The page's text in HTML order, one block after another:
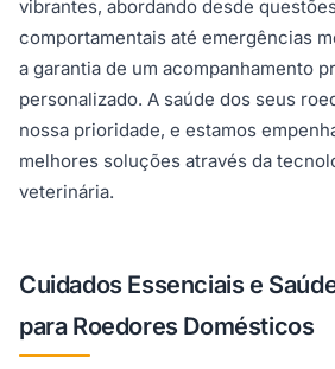
vibrantes, abordando desde
comportamentais até emergências
a garantia de um acompanhamento
personalizado. A saúde dos seus
nossa prioridade, e estamos
melhores soluções através da
veterinária.
Cuidados Essenciais e
para Roedores Domésticos